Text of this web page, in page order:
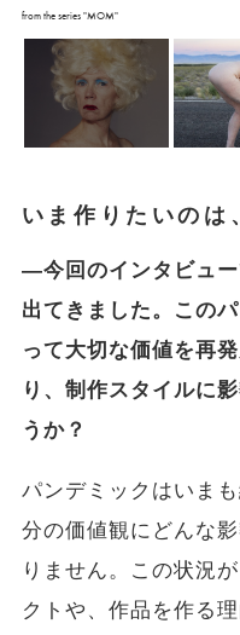
from the series "MOM"
いま作りたいのは
―今回のインタビュ
出てきました。この
って大切な価値を再
り、制作スタイルに
うか？
パンデミックはいま
分の価値観にどんな
りません。この状況
クトや、作品を作る